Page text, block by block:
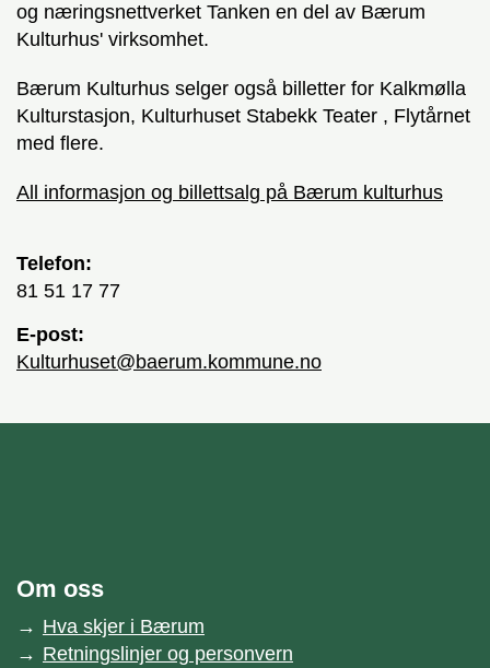
og næringsnettverket Tanken en del av Bærum
Kulturhus' virksomhet.
Bærum Kulturhus selger også billetter for Kalkmølla
Kulturstasjon, Kulturhuset Stabekk Teater , Flytårnet
med flere.
All informasjon og billettsalg på Bærum kulturhus
Telefon:
81 51 17 77
E-post:
kulturhuset@baerum.kommune.no
Om oss
Hva skjer i Bærum
Retningslinjer og personvern